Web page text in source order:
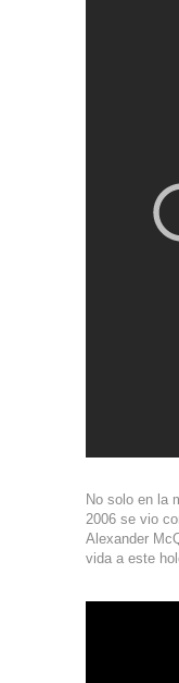
No solo en la
2006 se vio
Alexander
vida a este